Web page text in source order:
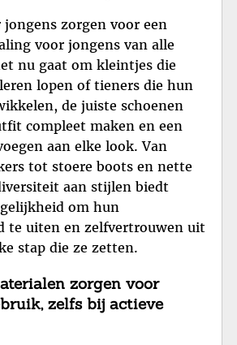
jongens zorgen voor een
voor jongens van alle
nu gaat om kleintjes die
lopen of tieners die hun
de juiste schoenen
compleet maken en een
aan elke look. Van
tot stoere boots en nette
aan stijlen biedt
om hun
te uiten en zelfvertrouwen uit
stap die ze zetten.
zorgen voor
zelfs bij actieve